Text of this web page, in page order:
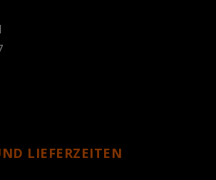
LIEFERZEITEN